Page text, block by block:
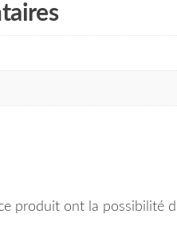
produit ont la possibilité